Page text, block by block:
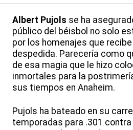
Albert Pujols se ha
público del béisbol no solo
por los homenajes que
despedida. Parecería como
de esa magia que le hizo
inmortales para la
sus tiempos en Anaheim.
Pujols ha bateado en su
temporadas para .301